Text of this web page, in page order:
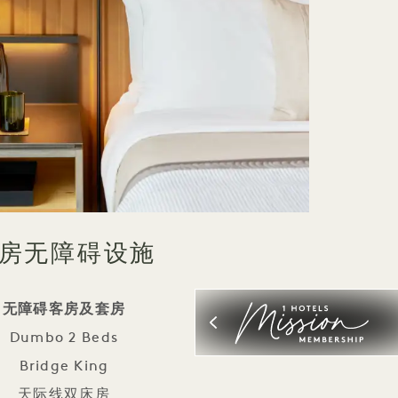
无障碍设施
无障碍客房及套房
Dumbo 2 Beds
Bridge King
天际线双床房